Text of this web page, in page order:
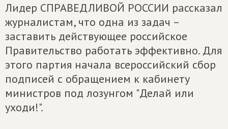
Лидер СПРАВЕДЛИВОЙ РОССИИ рассказал
журналистам, что одна из задач –
заставить действующее российское
Правительство работать эффективно. Для
этого партия начала всероссийский сбор
подписей с обращением к кабинету
министров под лозунгом "Делай или
уходи!".